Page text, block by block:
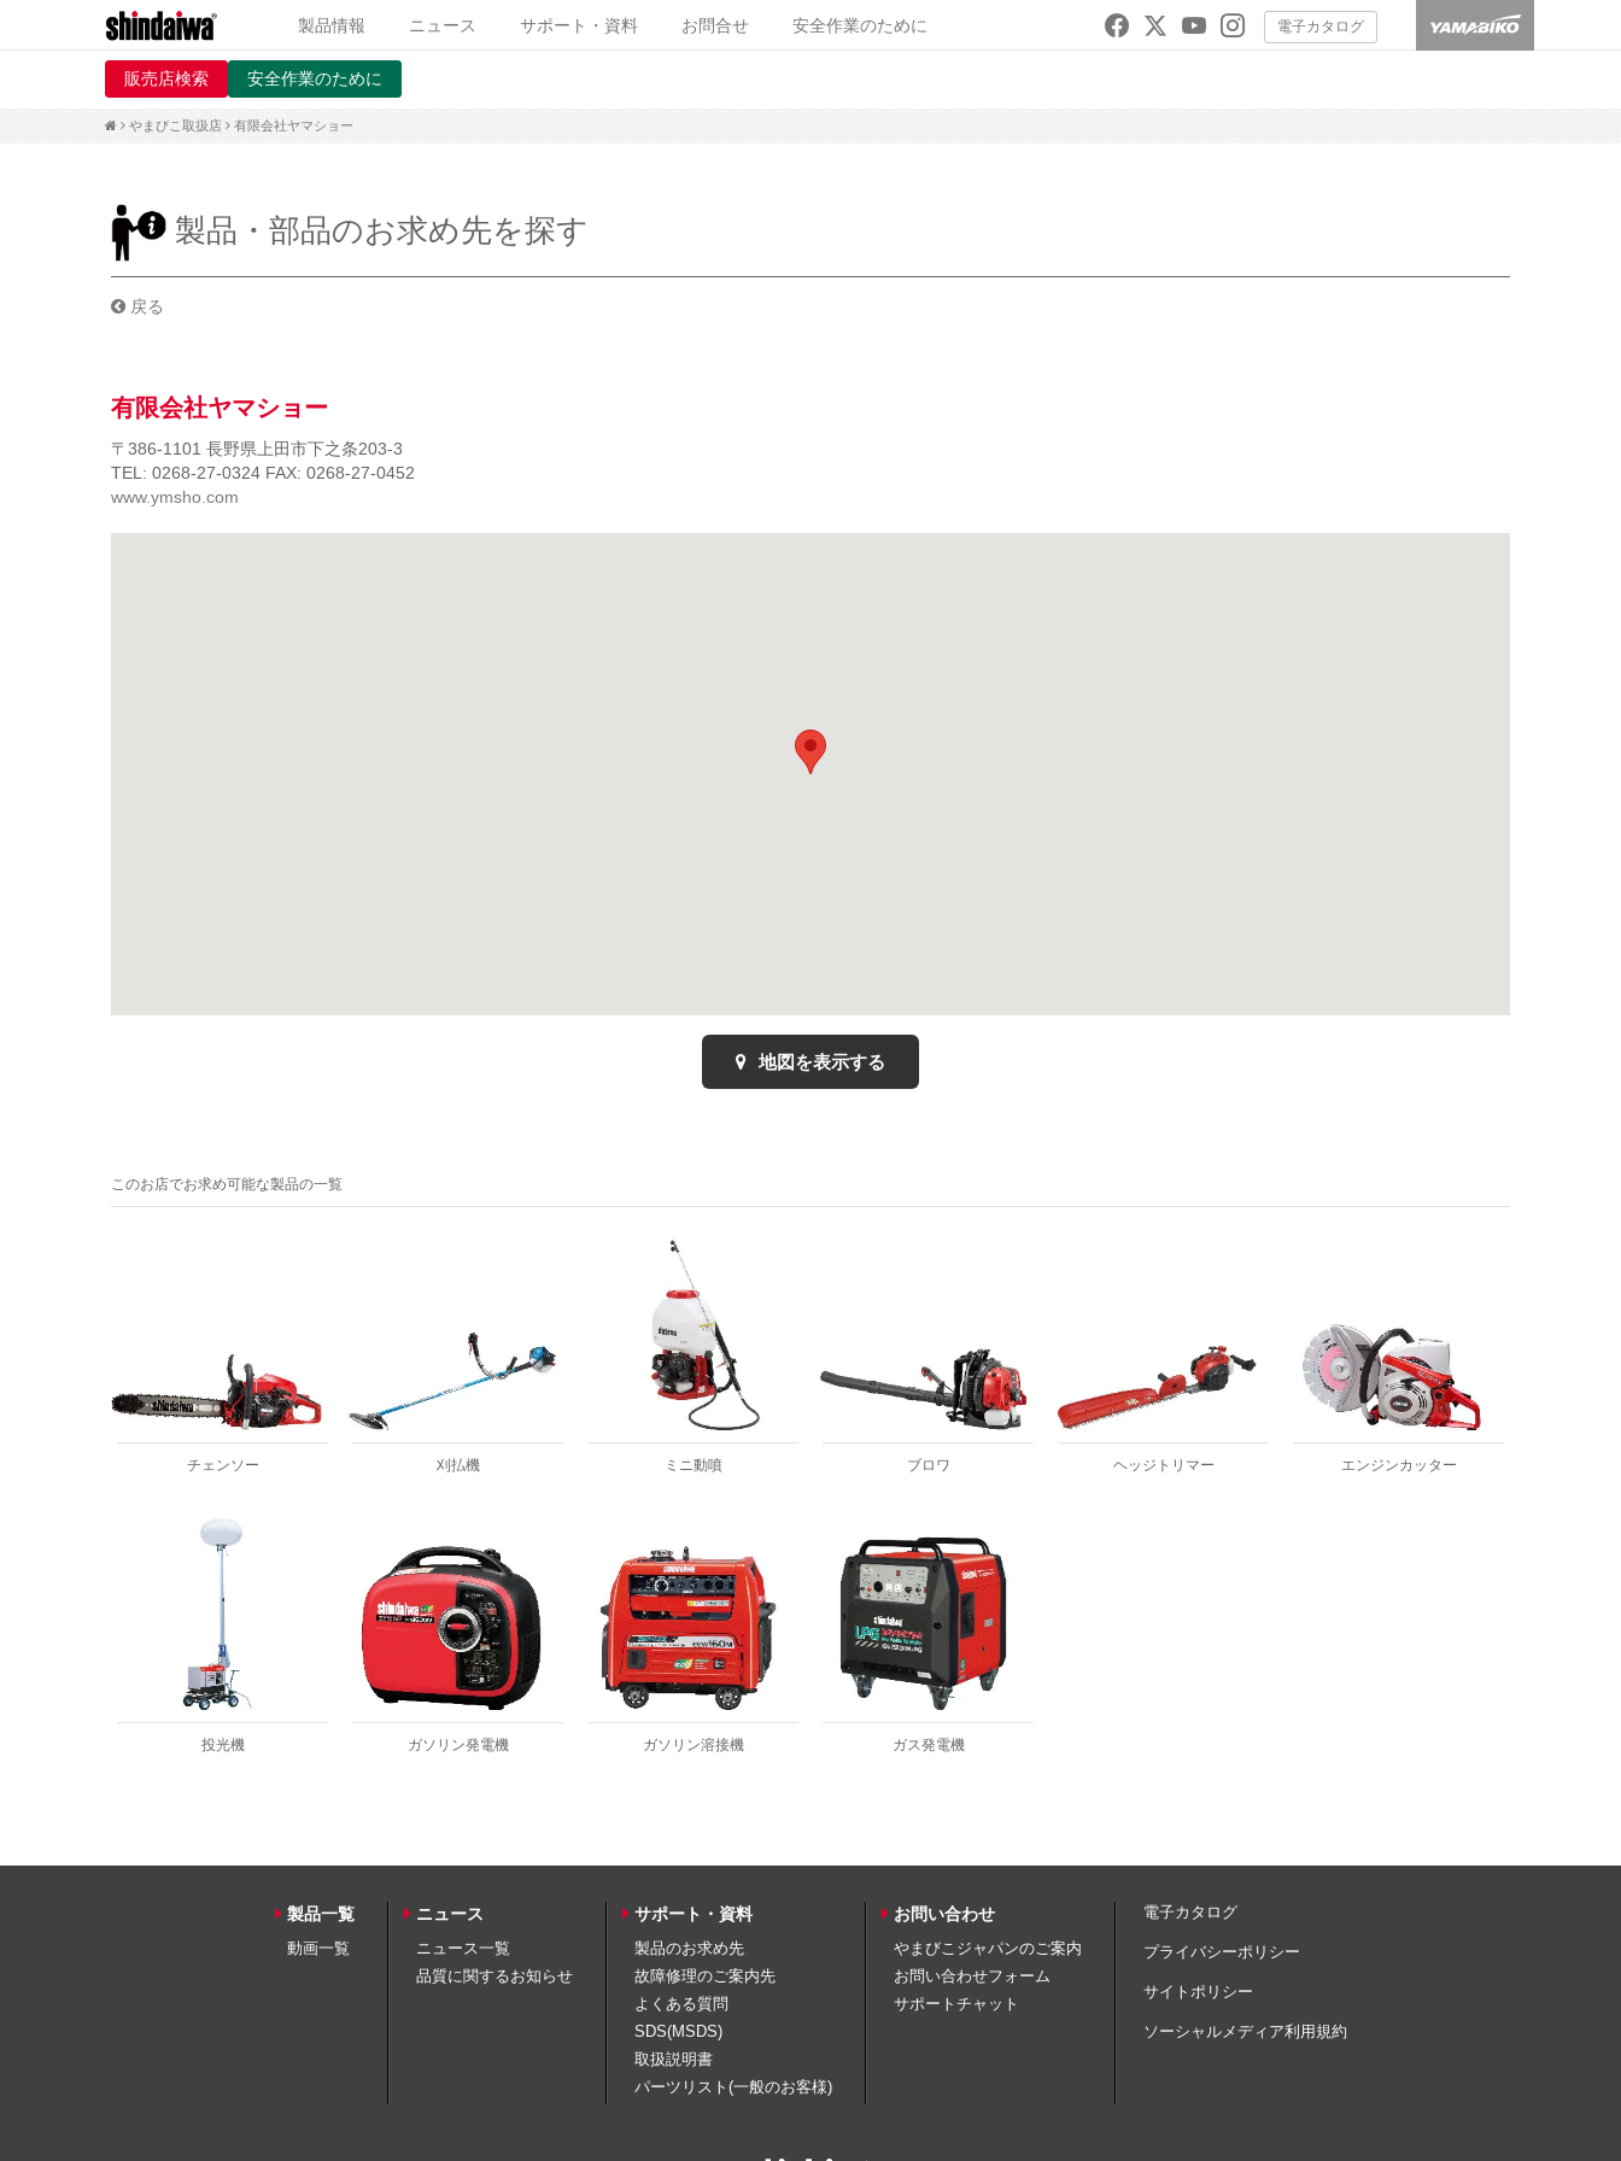
製品情報 ニュース サポート・資料 お問合せ 安全作業のために 電子カタログ
販売店検索 安全作業のために
やまびこ取扱店 有限会社ヤマショー
製品・部品のお求め先を探す
戻る
有限会社ヤマショー
〒386-1101 長野県上田市下之条203-3
TEL: 0268-27-0324 FAX: 0268-27-0452
www.ymsho.com
地図を表示する
このお店でお求め可能な製品の一覧
チェンソー 刈払機 ミニ動噴 ブロワ ヘッジトリマー エンジンカッター
投光機 ガソリン発電機 ガソリン溶接機 ガス発電機
製品一覧
動画一覧
ニュース
ニュース一覧
品質に関するお知らせ
サポート・資料
製品のお求め先
故障修理のご案内先
よくある質問
SDS(MSDS)
取扱説明書
パーツリスト(一般のお客様)
お問い合わせ
やまびこジャパンのご案内
お問い合わせフォーム
サポートチャット
電子カタログ
プライバシーポリシー
サイトポリシー
ソーシャルメディア利用規約